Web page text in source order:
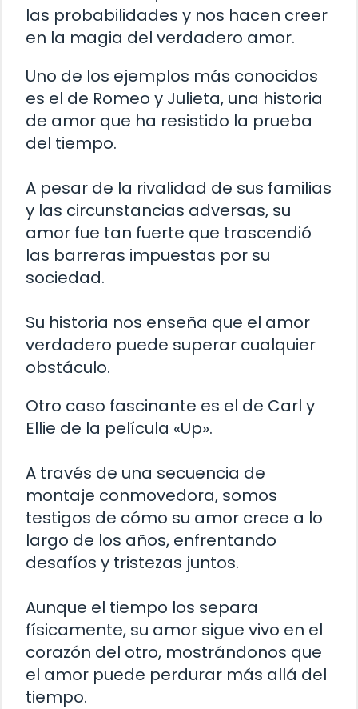
las probabilidades y nos hacen creer
en la magia del verdadero amor.
Uno de los ejemplos más conocidos
es el de Romeo y Julieta, una historia
de amor que ha resistido la prueba
del tiempo.
A pesar de la rivalidad de sus familias
y las circunstancias adversas, su
amor fue tan fuerte que trascendió
las barreras impuestas por su
sociedad.
Su historia nos enseña que el amor
verdadero puede superar cualquier
obstáculo.
Otro caso fascinante es el de Carl y
Ellie de la película «Up».
A través de una secuencia de
montaje conmovedora, somos
testigos de cómo su amor crece a lo
largo de los años, enfrentando
desafíos y tristezas juntos.
Aunque el tiempo los separa
físicamente, su amor sigue vivo en el
corazón del otro, mostrándonos que
el amor puede perdurar más allá del
tiempo.